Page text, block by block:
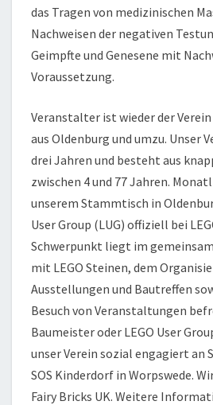
das Tragen von medizinischen
Nachweisen der negativen
Geimpfte und Genesene mit
Voraussetzung.
Veranstalter ist wieder der Verein
aus Oldenburg und umzu. Unser
drei Jahren und besteht aus
zwischen 4 und 77 Jahren.
unserem Stammtisch in
User Group (LUG) offiziell bei
Schwerpunkt liegt im
mit LEGO Steinen, dem
Ausstellungen und Bautreffen
Besuch von Veranstaltungen
Baumeister oder LEGO User
unser Verein sozial engagiert an
SOS Kinderdorf in Worpswede.
Fairy Bricks UK. Weitere